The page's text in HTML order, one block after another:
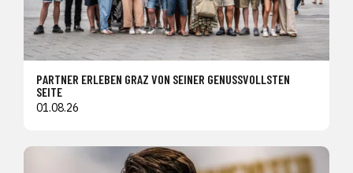
PARTNER ERLEBEN GRAZ VON SEINER GENUSSVOLLSTEN
SEITE
01.08.26